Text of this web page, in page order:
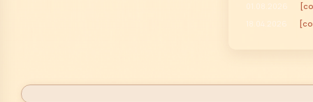
01.08.2026
18.04.2026